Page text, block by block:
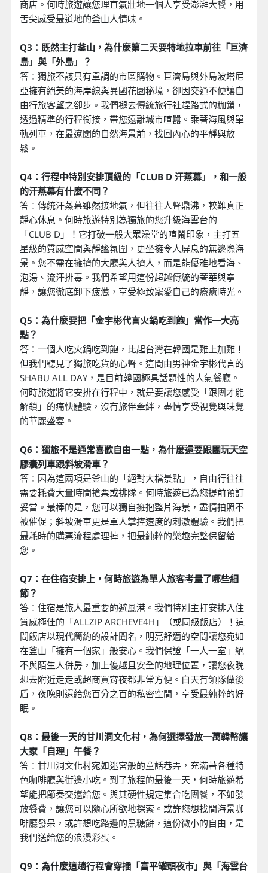
商店。何時旅遊讓您理直氣壯地一個人享受澎湃大餐，用
舌尖感受最道地的釜山人情味。
Q3：既然主打釜山，為什麼第二天要特地拉車前往「巨濟
島」與「外島」？
答：獨旅不該只有單調的市區購物。巨濟島與外島波塔尼
亞擁有絕美的海岸線與異國花園秘境，卻因交通不便讓自
由行旅客望之卻步。我們褪去傳統旅行社趕路式的枷鎖，
透過精準的行程銜接，帶您遠離城市喧囂。乘著海風與單
軌列車，在最遼闊的自然海景前，找回內心的平靜與放
鬆。
Q4：行程中特別安排頂級的「CLUB D 汗蒸幕」，和一般
的汗蒸幕有什麼不同？
答：傳統汗蒸幕雖然接地氣，但往往人聲鼎沸，較難真正
靜心休息。何時旅遊特別為獨旅的您升級海雲台的
「CLUB D」！它打破一般大眾澡堂的喧鬧印象，主打五
星級的質感空間與靜謐氛圍，更坐擁令人屏息的無邊際海
景。您不需在擁擠的大廳與人擠人，而是能優雅地看海、
泡湯、流汗排毒。我們希望用這份超越傳統的奢華與寧
靜，讓您徹底卸下疲憊，享受極致寵愛自己的療癒時光。
Q5：為什麼要把「金宇彬代言火鍋吃到飽」當作一大亮
點？
答：一個人吃火鍋吃到飽，比起台灣在韓國是難上加難！
但我們聽見了獨旅吃貨的心聲。這間由男神金宇彬代言的
SHABU ALL DAY，是目前韓國極具話題性的人氣餐廳。
何時旅遊將它安排在行程中，就是要讓您感受「跟團才能
解鎖」的痛快體驗，沒有旅伴牽絆，盡情享受視覺與味覺
的華麗盛宴。
Q6：獨旅不是通常喜歡自由一點，為什麼還要跟團玩天空
膠囊列車跟斜坡滑車？
答：因為這兩項是釜山的「絕對大檔景點」，自由行往往
需要耗費大量時間搶票或排隊。何時旅遊已為您提前預訂
妥當。最棒的是，您可以獨自擁抱整片海景，盡情拍照不
被催促；斜坡滑車更是單人掌控速度的刺激體驗。我們把
最耗時的購票流程處理掉，把最純粹的樂趣完整保留給
您。
Q7：在住宿安排上，何時旅遊為單人旅客考量了哪些細
節？
答：住宿是旅人最重要的避風港。我們特別主打安排入住
質感極佳的「ALLZIP ARCHEVE4H」（或同級飯店）！這
間飯店以現代簡約的設計聞名，明亮舒適的空間讓您宛如
在釜山「擁有一個家」般安心。我們保證「一人一室」絕
不與陌生人併房，加上優越且安全的地理位置，讓您夜晚
想去附近走走或超商買宵夜都非常方便。白天有領隊做後
盾，夜晚則還給您百分之百的私密空間，享受最純粹的好
眠。
Q8：最後一天的甘川洞文化村，為何選擇發放一萬韓幣讓
大家「自理」午餐？
答：甘川洞文化村宛如迷宮般的童話巷弄，充滿著各種特
色咖啡廳與街邊小吃。到了旅程的最後一天，何時旅遊希
望能把節奏交還給您。與其硬性規定集合吃團餐，不如發
放餐費，讓您可以隨心所欲地探索。或許您想找間海景咖
啡廳發呆，或許想吃路邊的黑糖餅，這份微小的自由，是
我們送給您的浪漫彩蛋。
Q9：為什麼這趟行程會穿插「富平罐頭夜市」與「海雲台